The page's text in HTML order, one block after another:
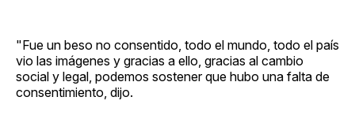
"Fue un beso no consentido, todo el mundo, todo el país
vio las imágenes y gracias a ello, gracias al cambio
social y legal, podemos sostener que hubo una falta de
consentimiento, dijo.